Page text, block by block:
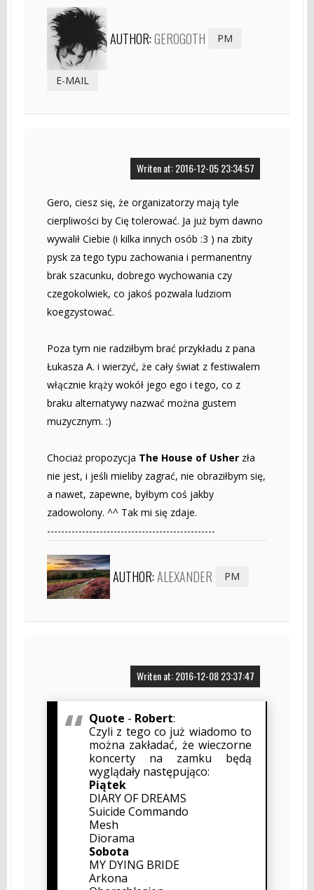
AUTHOR:GEROGOTH PM
E-MAIL
Writen at: 2016-12-05 23:34:57
Gero, ciesz się, że organizatorzy mają tyle
cierpliwości by Cię tolerować. Ja już bym dawno
wywalił Ciebie (i kilka innych osób :3 ) na zbity
pysk za tego typu zachowania i permanentny
brak szacunku, dobrego wychowania czy
czegokolwiek, co jakoś pozwala ludziom
koegzystować.
Poza tym nie radziłbym brać przykładu z pana
Łukasza A. i wierzyć, że cały świat z festiwalem
włącznie krąży wokół jego ego i tego, co z
braku alternatywy nazwać można gustem
muzycznym. :)
Chociaż propozycja The House of Usher zła
nie jest, i jeśli mieliby zagrać, nie obraziłbym się,
a nawet, zapewne, byłbym coś jakby
zadowolony. ^^ Tak mi się zdaje.
------------------------------------------------
AUTHOR:ALEXANDER PM
Writen at: 2016-12-08 23:37:47
Quote - Robert:
Czyli z tego co już wiadomo to
można zakładać, że wieczorne
koncerty na zamku będą
wyglądały następująco:
Piątek
DIARY OF DREAMS
Suicide Commando
Mesh
Diorama
Sobota
MY DYING BRIDE
Arkona